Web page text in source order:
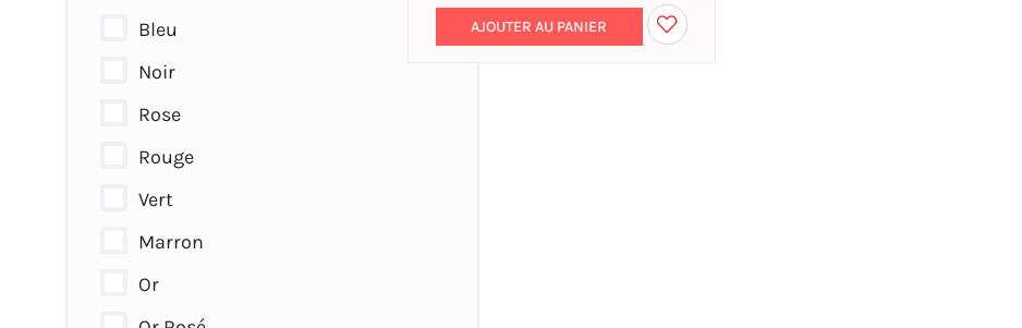
Bleu
Noir
Rose
Rouge
Vert
Marron
Or
AJOUTER AU PANIER